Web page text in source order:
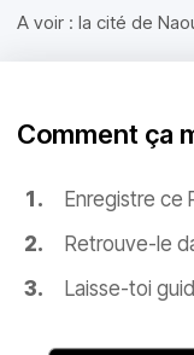
A voir : la cité de
Comment ça
Enregistre ce
Retrouve-le
Laisse-toi